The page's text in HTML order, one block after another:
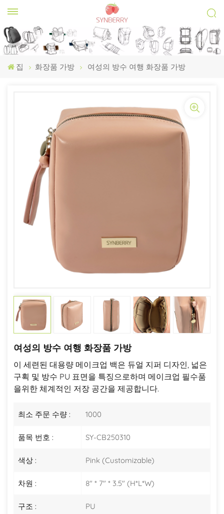
집 화장품 가방 여성의 방수 여행 화장품 가방
여성의 방수 여행 화장품 가방
이 세련된 대용량 메이크업 백은 듀얼 지퍼 디자인, 넓은
구획 및 방수 PU 표면을 특징으로하며 메이크업 필수품
을위한 체계적인 저장 공간을 제공합니다.
최소 주문 수량 : 1000
품목 번호 : SY-CB250310
색상 : Pink (Customizable)
차원 : 8" * 7" * 3.5" (H*L*W)
구조 : PU